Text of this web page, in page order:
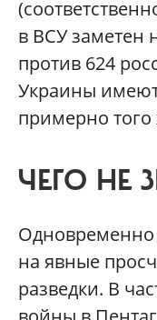
в ВСУ заметен
против 624
Украины
примерно того
ЧЕГО НЕ
Одновременно
на явные
разведки. В